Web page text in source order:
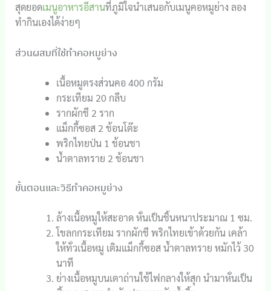
สุดยอดเมนูอาหารอีสานที่ภูมิใจนำเสนอกับเมนูคอหมูย่าง ลอง
ทำกินเองได้ง่ายๆ
ส่วนผสมที่ใช้ทำคอหมูย่าง
เนื้อหมูตรงส่วนคอ 400 กรัม
กระเทียม 20 กลีบ
รากผักชี 2 ราก
แม็กกี้ซอส 2 ช้อนโต๊ะ
พริกไทยป่น 1 ช้อนชา
น้ำตาลทราย 2 ช้อนชา
ขั้นตอนและวิธีทำคอหมูย่าง
ล้างเนื้อหมูให้สะอาด หั่นเป็นชิ้นหนาประมาณ 1 ซม.
โขลกกระเทียม รากผักชี พริกไทยเข้าด้วยกัน เคล้า
ให้ทั่วเนื้อหมู เติมแม็กกี้ซอส น้ำตาลทราย หมักไว้ 30
นาที
ย่างเนื้อหมูบนเตาถ่านใช้ไฟกลางให้สุก นำมาหั่นเป็น